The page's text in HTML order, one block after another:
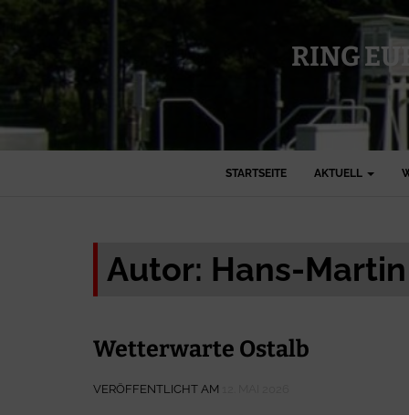
RING
STARTSEITE AKTUELL
Autor: Hans-
Wetterwarte Ostalb
VERÖFFENTLICHT AM